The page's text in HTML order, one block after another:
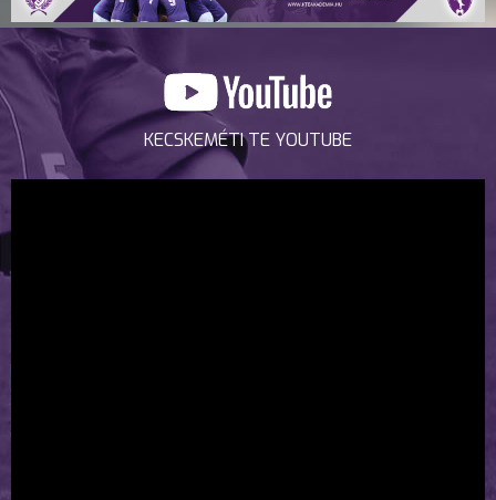
KECSKEMÉTI TE YOUTUBE